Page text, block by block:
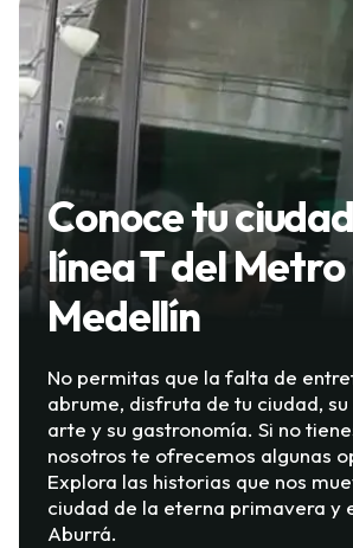
Conoce tu
línea T del
Medellín
No permitas que la falta de
abrume, disfruta de tu ciudad, su
arte y su gastronomía. Si no
nosotros te ofrecemos algunas
Explora las historias que nos
ciudad de la eterna primavera y
Aburrá.